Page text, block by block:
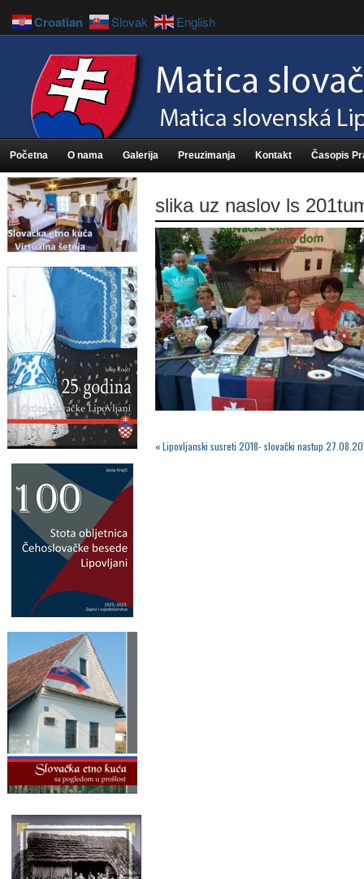
Početna O nama Galerija Preuzimanja Kontakt Časopis
slika uz naslov ls
«Lipovljanski susreti 2018- slovački nastup
Croatian Slovak English